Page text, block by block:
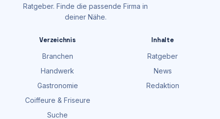
Ratgeber. Finde die passende Firma in
deiner Nähe.
Verzeichnis
Branchen
Handwerk
Gastronomie
Coiffeure & Friseure
Suche
Inhalte
Ratgeber
News
Redaktion